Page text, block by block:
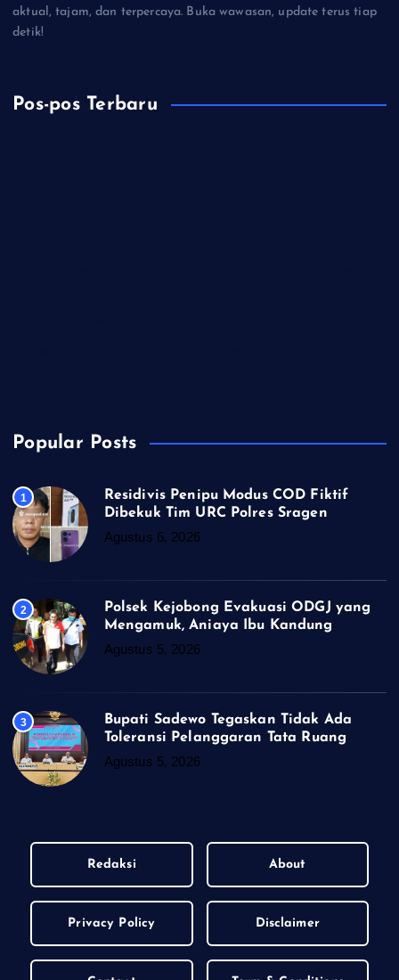
aktual, tajam, dan terpercaya. Buka wawasan, update terus tiap
detik!
Pos-pos Terbaru
Popular Posts
1
Residivis Penipu Modus COD Fiktif
Dibekuk Tim URC Polres Sragen
Agustus 6, 2026
2
Polsek Kejobong Evakuasi ODGJ yang
Mengamuk, Aniaya Ibu Kandung
Agustus 5, 2026
3
Bupati Sadewo Tegaskan Tidak Ada
Toleransi Pelanggaran Tata Ruang
Agustus 5, 2026
Redaksi About
Privacy Policy Disclaimer